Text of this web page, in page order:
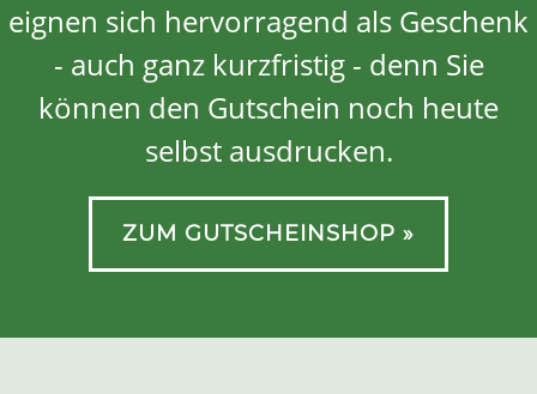
eignen sich hervorragend als Geschenk
- auch ganz kurzfristig - denn Sie
können den Gutschein noch heute
selbst ausdrucken.
ZUM GUTSCHEINSHOP »